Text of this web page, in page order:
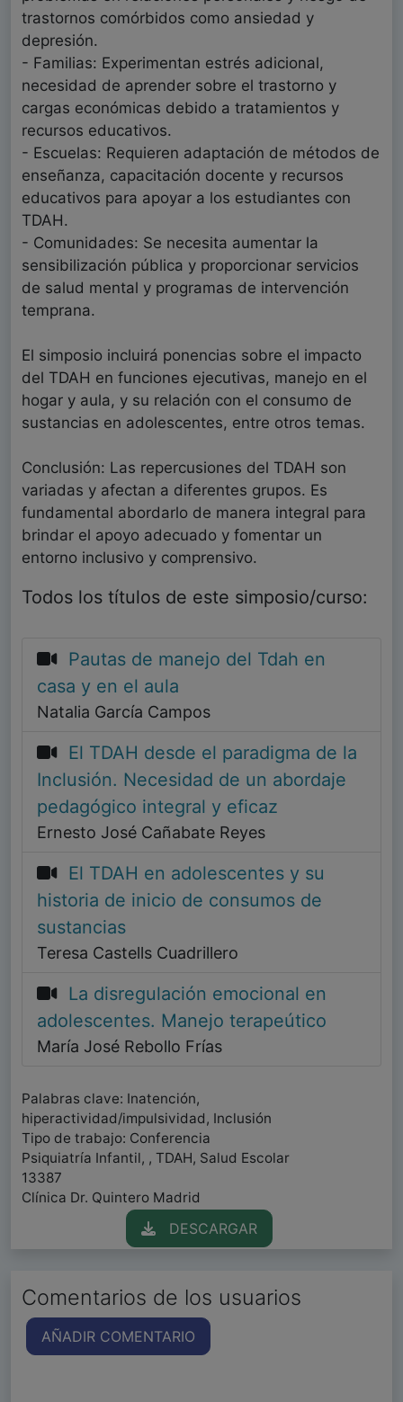
trastornos comórbidos como ansiedad y
depresión.
- Familias: Experimentan estrés adicional,
necesidad de aprender sobre el trastorno y
cargas económicas debido a tratamientos y
recursos educativos.
- Escuelas: Requieren adaptación de métodos de
enseñanza, capacitación docente y recursos
educativos para apoyar a los estudiantes con
TDAH.
- Comunidades: Se necesita aumentar la
sensibilización pública y proporcionar servicios
de salud mental y programas de intervención
temprana.
El simposio incluirá ponencias sobre el impacto
del TDAH en funciones ejecutivas, manejo en el
hogar y aula, y su relación con el consumo de
sustancias en adolescentes, entre otros temas.
Conclusión: Las repercusiones del TDAH son
variadas y afectan a diferentes grupos. Es
fundamental abordarlo de manera integral para
brindar el apoyo adecuado y fomentar un
entorno inclusivo y comprensivo.
Todos los títulos de este simposio/curso:
Pautas de manejo del Tdah en
casa y en el aula
Natalia García Campos
El TDAH desde el paradigma de la
Inclusión. Necesidad de un abordaje
pedagógico integral y eficaz
Ernesto José Cañabate Reyes
El TDAH en adolescentes y su
historia de inicio de consumos de
sustancias
Teresa Castells Cuadrillero
La disregulación emocional en
adolescentes. Manejo terapeútico
María José Rebollo Frías
Palabras clave: Inatención,
hiperactividad/impulsividad, Inclusión
Tipo de trabajo: Conferencia
Psiquiatría Infantil, , TDAH, Salud Escolar
13387
Clínica Dr. Quintero Madrid
DESCARGAR
Comentarios de los usuarios
AÑADIR COMENTARIO